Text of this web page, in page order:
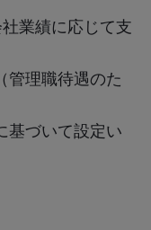
業績に応じて支
理職待遇のた
づいて設定い